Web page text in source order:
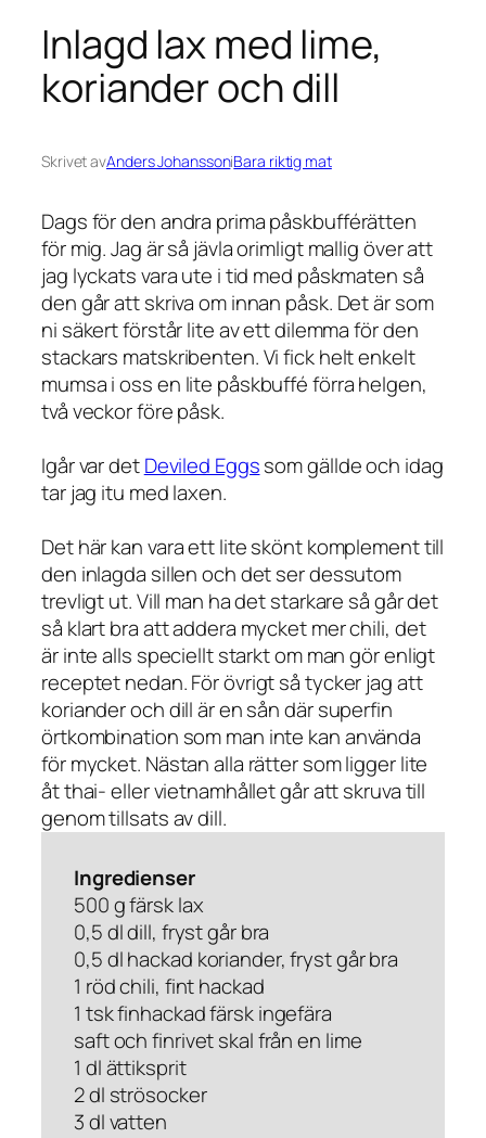
Inlagd lax med lime,
koriander och dill
Skrivet avAnders JohanssoniBara riktig mat
Dags för den andra prima påskbufférätten
för mig. Jag är så jävla orimligt mallig över att
jag lyckats vara ute i tid med påskmaten så
den går att skriva om innan påsk. Det är som
ni säkert förstår lite av ett dilemma för den
stackars matskribenten. Vi fick helt enkelt
mumsa i oss en lite påskbuffé förra helgen,
två veckor före påsk.
Igår var detDeviled Eggssom gällde och idag
tar jag itu med laxen.
Det här kan vara ett lite skönt komplement till
den inlagda sillen och det ser dessutom
trevligt ut. Vill man ha det starkare så går det
så klart bra att addera mycket mer chili, det
är inte alls speciellt starkt om man gör enligt
receptet nedan. För övrigt så tycker jag att
koriander och dill är en sån där superfin
örtkombination som man inte kan använda
för mycket. Nästan alla rätter som ligger lite
åt thai- eller vietnamhållet går att skruva till
genom tillsats av dill.
Ingredienser
500 g färsk lax
0,5 dl dill, fryst går bra
0,5 dl hackad koriander, fryst går bra
1 röd chili, fint hackad
1 tsk finhackad färsk ingefära
saft och finrivet skal från en lime
1 dl ättiksprit
2 dl strösocker
3 dl vatten